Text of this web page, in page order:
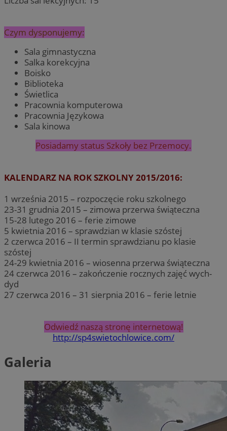
Czym dysponujemy:
Sala gimnastyczna
Salka korekcyjna
Boisko
Biblioteka
Świetlica
Pracownia komputerowa
Pracownia Językowa
Sala kinowa
Posiadamy status Szkoły bez Przemocy.
KALENDARZ NA ROK SZKOLNY 2015/2016:
1 września 2015 – rozpoczęcie roku szkolnego
23-31 grudnia 2015 – zimowa przerwa świąteczna
15-28 lutego 2016 – ferie zimowe
5 kwietnia 2016 – sprawdzian w klasie szóstej
2 czerwca 2016 – II termin sprawdzianu po klasie
szóstej
24-29 kwietnia 2016 – wiosenna przerwa świąteczna
24 czerwca 2016 – zakończenie rocznych zajęć wych-
dyd
27 czerwca 2016 – 31 sierpnia 2016 – ferie letnie
Odwiedź naszą stronę internetową!
http://sp4swietochlowice.com/
Galeria